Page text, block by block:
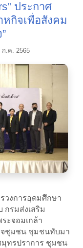
ประกาศ
กิจเพื่อสังคม
.ค. 2565
วงการอุดมศึกษา
กรมส่งเสริม
ะจอมเกล้า
จชุมชน ชุมชนทับมา​
มุทรปราการ​​ ชุมชน​